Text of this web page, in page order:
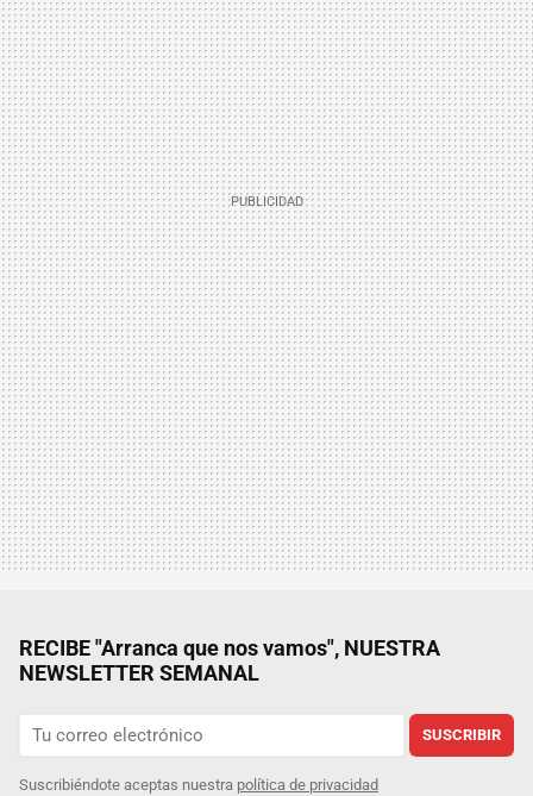
RECIBE "Arranca que nos vamos", NUESTRA
NEWSLETTER SEMANAL
SUSCRIBIR
Suscribiéndote aceptas nuestra política de privacidad